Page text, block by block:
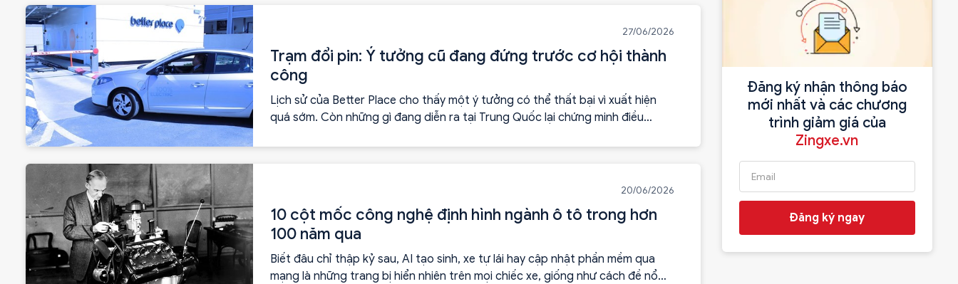
27/06/2026
Trạm đổi pin: Ý tưởng cũ đang đứng trước cơ hội thành
công
Lịch sử của Better Place cho thấy một ý tưởng có thể thất bại vì xuất hiện
quá sớm. Còn những gì đang diễn ra tại Trung Quốc lại chứng minh điều
tế bắt đầu có lời giải, ý tưởng cũ hoàn toàn có thể trở thành động lực cho...
20/06/2026
10 cột mốc công nghệ định hình ngành ô tô trong hơn
100 năm qua
Biết đâu chỉ thập kỷ sau, AI tạo sinh, xe tự lái hay cập nhật phần mềm qua
mạng là những trang bị hiển nhiên trên mọi chiếc xe, giống như cách đề nổ
Đăng ký nhận thông báo
mới nhất và các chương
trình giảm giá của
Zingxe.vn
Đăng ký ngay